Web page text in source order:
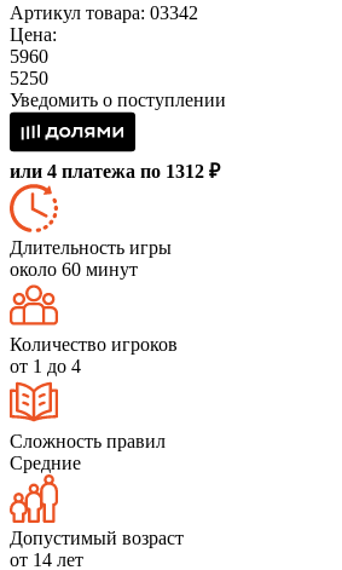
Артикул товара: 03342
Цена:
5960
5250
Уведомить о поступлении
или 4 платежа по 1312 ₽
Длительность игры
около 60 минут
Количество игроков
от 1 до 4
Сложность правил
Средние
Допустимый возраст
от 14 лет